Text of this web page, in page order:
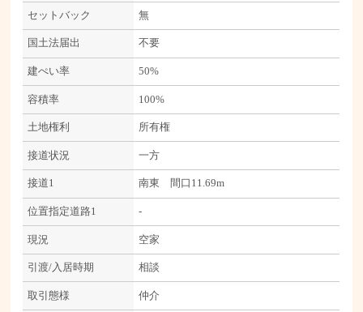
セットバック 無
国土法届出 不要
建ぺい率 50%
容積率 100%
土地権利 所有権
接道状況 一方
接道1 南東 間口11.69m
位置指定道路1 -
現況 空家
引渡/入居時期 相談
取引態様 仲介